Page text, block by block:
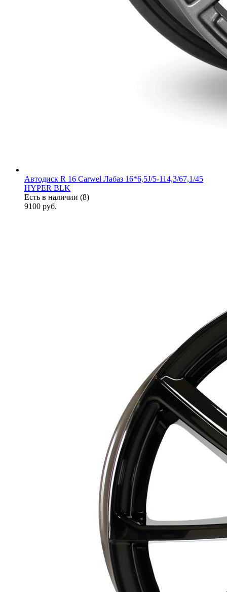
Автодиск R 16 Carwel Лабаз 16*6,5J/5-114,3/67,1/45
HYPER BLK
Есть в наличии (8)
9100 руб.